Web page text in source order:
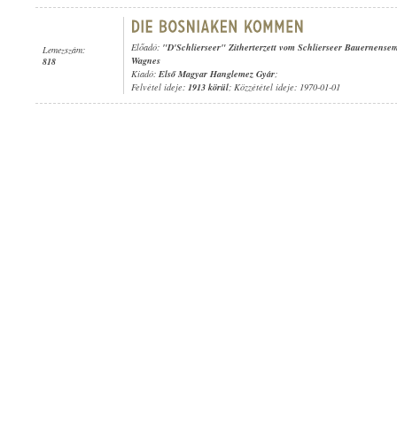
Lemezszám:
818
Előadó: "D'Schlierseer" Zitherterzett vom Schlierseer
Wagnes
Kiadó: Első Magyar Hanglemez Gyár;
Felvétel ideje: 1913 körül; Közzététel ideje: 1970-01-01